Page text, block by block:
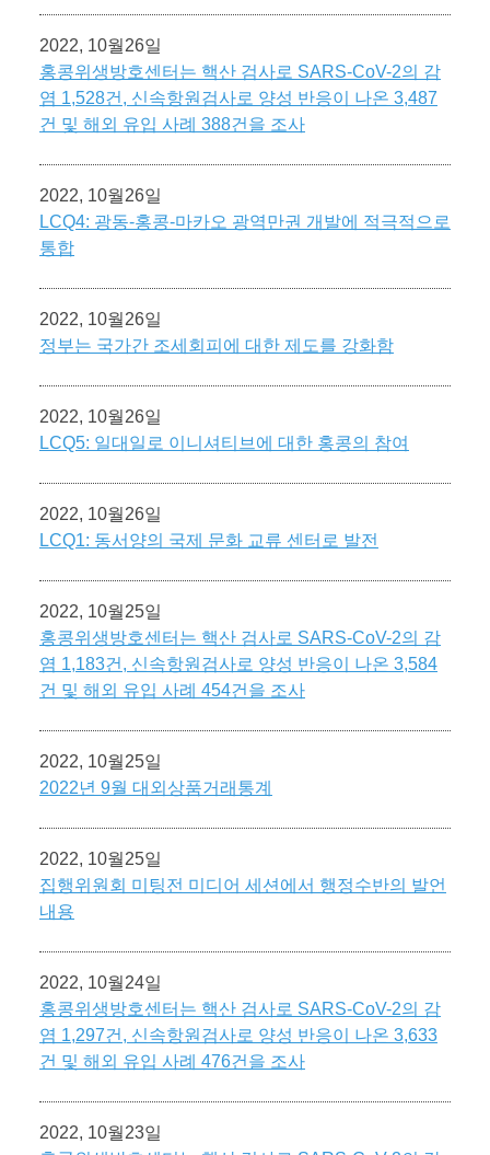
2022, 10월26일
홍콩위생방호센터는 핵산 검사로 SARS-CoV-2의 감
염 1,528건, 신속항원검사로 양성 반응이 나온 3,487
건 및 해외 유입 사례 388건을 조사
2022, 10월26일
LCQ4: 광동-홍콩-마카오 광역만권 개발에 적극적으로
통합
2022, 10월26일
정부는 국가간 조세회피에 대한 제도를 강화함
2022, 10월26일
LCQ5: 일대일로 이니셔티브에 대한 홍콩의 참여
2022, 10월26일
LCQ1: 동서양의 국제 문화 교류 센터로 발전
2022, 10월25일
홍콩위생방호센터는 핵산 검사로 SARS-CoV-2의 감
염 1,183건, 신속항원검사로 양성 반응이 나온 3,584
건 및 해외 유입 사례 454건을 조사
2022, 10월25일
2022년 9월 대외상품거래통계
2022, 10월25일
집행위원회 미팅전 미디어 세션에서 행정수반의 발언
내용
2022, 10월24일
홍콩위생방호센터는 핵산 검사로 SARS-CoV-2의 감
염 1,297건, 신속항원검사로 양성 반응이 나온 3,633
건 및 해외 유입 사례 476건을 조사
2022, 10월23일